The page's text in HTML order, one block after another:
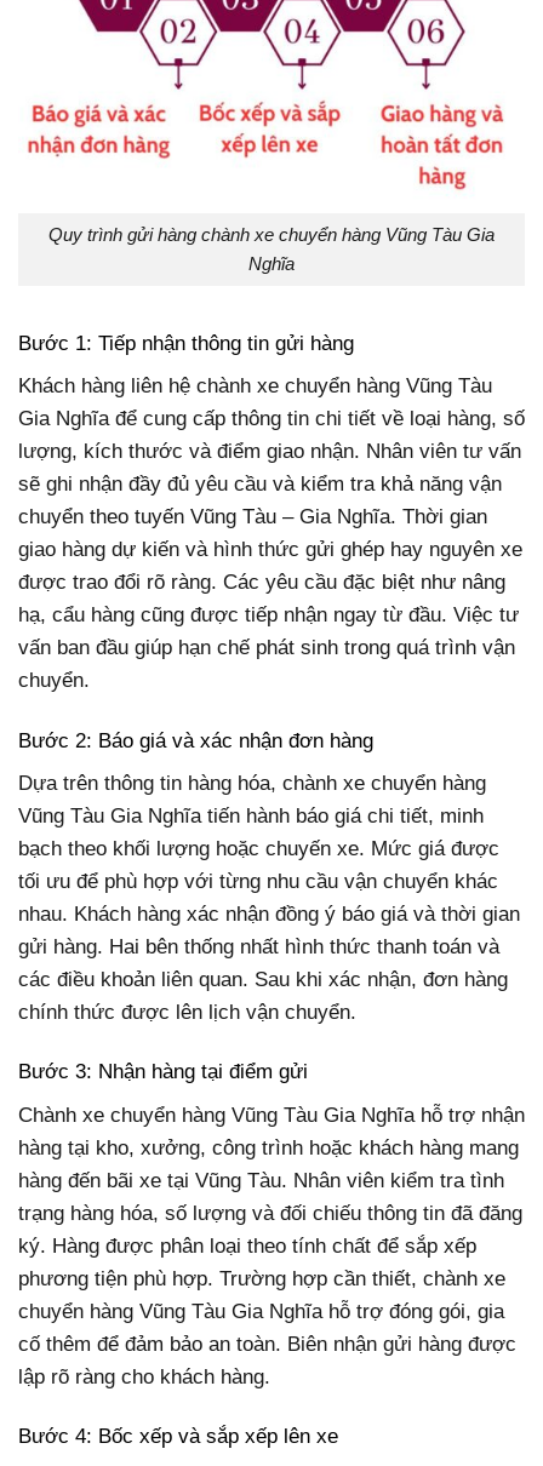
Quy trình gửi hàng chành xe chuyển hàng Vũng Tàu Gia
Nghĩa
Bước 1: Tiếp nhận thông tin gửi hàng
Khách hàng liên hệ chành xe chuyển hàng Vũng Tàu
Gia Nghĩa để cung cấp thông tin chi tiết về loại hàng, số
lượng, kích thước và điểm giao nhận. Nhân viên tư vấn
sẽ ghi nhận đầy đủ yêu cầu và kiểm tra khả năng vận
chuyển theo tuyến Vũng Tàu – Gia Nghĩa. Thời gian
giao hàng dự kiến và hình thức gửi ghép hay nguyên xe
được trao đổi rõ ràng. Các yêu cầu đặc biệt như nâng
hạ, cẩu hàng cũng được tiếp nhận ngay từ đầu. Việc tư
vấn ban đầu giúp hạn chế phát sinh trong quá trình vận
chuyển.
Bước 2: Báo giá và xác nhận đơn hàng
Dựa trên thông tin hàng hóa, chành xe chuyển hàng
Vũng Tàu Gia Nghĩa tiến hành báo giá chi tiết, minh
bạch theo khối lượng hoặc chuyến xe. Mức giá được
tối ưu để phù hợp với từng nhu cầu vận chuyển khác
nhau. Khách hàng xác nhận đồng ý báo giá và thời gian
gửi hàng. Hai bên thống nhất hình thức thanh toán và
các điều khoản liên quan. Sau khi xác nhận, đơn hàng
chính thức được lên lịch vận chuyển.
Bước 3: Nhận hàng tại điểm gửi
Chành xe chuyển hàng Vũng Tàu Gia Nghĩa hỗ trợ nhận
hàng tại kho, xưởng, công trình hoặc khách hàng mang
hàng đến bãi xe tại Vũng Tàu. Nhân viên kiểm tra tình
trạng hàng hóa, số lượng và đối chiếu thông tin đã đăng
ký. Hàng được phân loại theo tính chất để sắp xếp
phương tiện phù hợp. Trường hợp cần thiết, chành xe
chuyển hàng Vũng Tàu Gia Nghĩa hỗ trợ đóng gói, gia
cố thêm để đảm bảo an toàn. Biên nhận gửi hàng được
lập rõ ràng cho khách hàng.
Bước 4: Bốc xếp và sắp xếp lên xe